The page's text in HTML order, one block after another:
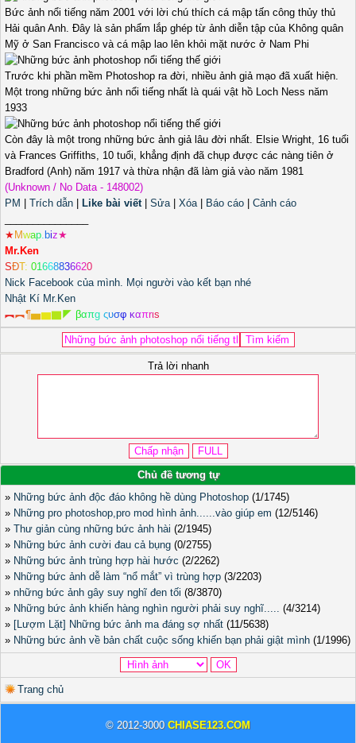
Bức ảnh nổi tiếng năm 2001 với lời chú thích cá mập tấn công thủy thủ
Hải quân Anh. Đây là sản phẩm lắp ghép từ ảnh diễn tập của Không quân
Mỹ ở San Francisco và cá mập lao lên khỏi mặt nước ở Nam Phi
Trước khi phần mềm Photoshop ra đời, nhiều ảnh giả mạo đã xuất hiện.
Một trong những bức ảnh nổi tiếng nhất là quái vật hồ Loch Ness năm
1933
Còn đây là một trong những bức ảnh giả lâu đời nhất. Elsie Wright, 16 tuổi
và Frances Griffiths, 10 tuổi, khẳng định đã chụp được các nàng tiên ở
Bradford (Anh) năm 1917 và thừa nhận đã làm giả vào năm 1981
(Unknown / No Data - 148002)
PM
Trích dẫn Like bài viết| Sửa| Xóa| Báo cáo
Cảnh cáo
★ Mwap. biz★
Mr.Ken
SĐT: 01668836620
Nick Facebook của mình. Mọi người vào kết bạn nhé
Nhật Kí Mr.Ken
︻︻¶▅▆▇◤ βαπg ςυσφ καπrιs
Trả lời nhanh
Chủ đề tương tự
» Những bức ảnh độc đáo không hề dùng Photoshop (1/1745)
» Những pro photoshop,pro mod hình ảnh......vào giúp em (12/5146)
» Thư giản cùng những bức ảnh hài (2/1945)
» Những bức ảnh cười đau cả bụng (0/2755)
» Những bức ảnh trùng hợp hài hước (2/2262)
» Những bức ảnh dễ làm “nổ mắt” vì trùng hợp (3/2203)
» những bức ảnh gây suy nghĩ đen tối (8/3870)
» Những bức ảnh khiến hàng nghìn người phải suy nghĩ..... (4/3214)
» [Lượm Lặt] Những bức ảnh ma đáng sợ nhất (11/5638)
» Những bức ảnh về bản chất cuộc sống khiến bạn phải giật mình (1/1996)
Trang chủ
© 2012-3000 CHIASE123.COM